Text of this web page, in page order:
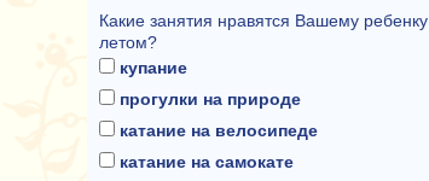
Какие занятия нравятся Вашему ребенку
летом?
купание
прогулки на природе
катание на велосипеде
катание на самокате